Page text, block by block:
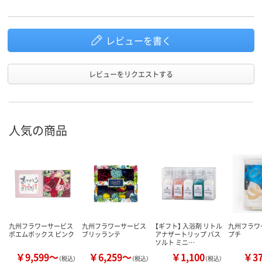
レビューを書く
レビューをリクエストする
人気の商品
九州フラワーサービス
ポエムボックス ピンク
￥9,599～（税込）
九州フラワーサービス
ブリッランテ
￥6,259～（税込）
【ギフト】 入浴剤 リトル
アナザートリップ バス
ソルト ミニ…
￥1,100（税込）
九州フラ
プチ
￥